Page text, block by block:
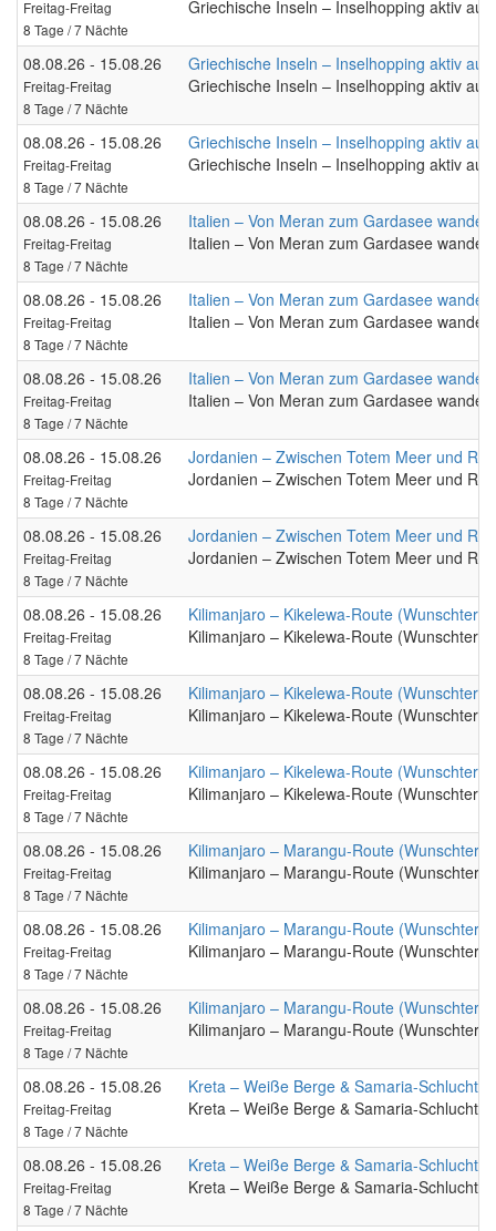
Freitag-Freitag
8 Tage / 7 Nächte
Griechische Inseln – Inselhopping aktiv auf
08.08.26 - 15.08.26
Freitag-Freitag
8 Tage / 7 Nächte
Griechische Inseln – Inselhopping aktiv auf
Griechische Inseln – Inselhopping aktiv auf
08.08.26 - 15.08.26
Freitag-Freitag
8 Tage / 7 Nächte
Griechische Inseln – Inselhopping aktiv auf
Griechische Inseln – Inselhopping aktiv auf
08.08.26 - 15.08.26
Freitag-Freitag
8 Tage / 7 Nächte
Italien – Von Meran zum Gardasee
Italien – Von Meran zum Gardasee
08.08.26 - 15.08.26
Freitag-Freitag
8 Tage / 7 Nächte
Italien – Von Meran zum Gardasee
Italien – Von Meran zum Gardasee
08.08.26 - 15.08.26
Freitag-Freitag
8 Tage / 7 Nächte
Italien – Von Meran zum Gardasee
Italien – Von Meran zum Gardasee
08.08.26 - 15.08.26
Freitag-Freitag
8 Tage / 7 Nächte
Jordanien – Zwischen Totem Meer und
Jordanien – Zwischen Totem Meer und
08.08.26 - 15.08.26
Freitag-Freitag
8 Tage / 7 Nächte
Jordanien – Zwischen Totem Meer und
Jordanien – Zwischen Totem Meer und
08.08.26 - 15.08.26
Freitag-Freitag
8 Tage / 7 Nächte
Kilimanjaro – Kikelewa-Route
Kilimanjaro – Kikelewa-Route
08.08.26 - 15.08.26
Freitag-Freitag
8 Tage / 7 Nächte
Kilimanjaro – Kikelewa-Route
Kilimanjaro – Kikelewa-Route
08.08.26 - 15.08.26
Freitag-Freitag
8 Tage / 7 Nächte
Kilimanjaro – Kikelewa-Route
Kilimanjaro – Kikelewa-Route
08.08.26 - 15.08.26
Freitag-Freitag
8 Tage / 7 Nächte
Kilimanjaro – Marangu-Route
Kilimanjaro – Marangu-Route
08.08.26 - 15.08.26
Freitag-Freitag
8 Tage / 7 Nächte
Kilimanjaro – Marangu-Route
Kilimanjaro – Marangu-Route
08.08.26 - 15.08.26
Freitag-Freitag
8 Tage / 7 Nächte
Kilimanjaro – Marangu-Route
Kilimanjaro – Marangu-Route
08.08.26 - 15.08.26
Freitag-Freitag
8 Tage / 7 Nächte
Kreta – Weiße Berge & Samaria-Schlucht
Kreta – Weiße Berge & Samaria-Schlucht
08.08.26 - 15.08.26
Freitag-Freitag
8 Tage / 7 Nächte
Kreta – Weiße Berge & Samaria-Schlucht
Kreta – Weiße Berge & Samaria-Schlucht